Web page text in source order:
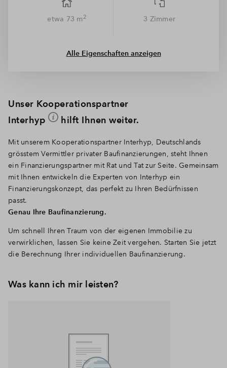
etwa 73 m2 3 Zimmer
Alle Eigenschaften anzeigen
Unser Kooperationspartner
Interhyp
hilft Ihnen weiter.
Mit unserem Kooperationspartner Interhyp, Deutschlands
grösstem Vermittler privater Baufinanzierungen, steht Ihnen
ein Finanzierungspartner mit Rat und Tat zur Seite. Gemeinsam
mit Ihnen entwickeln die Experten von Interhyp ein
Finanzierungskonzept, das perfekt zu Ihren Bedürfnissen
passt.
Genau Ihre Baufinanzierung.
Um schnell Ihren Traum von der eigenen Immobilie zu
verwirklichen, lassen Sie keine Zeit vergehen. Starten Sie jetzt
die Berechnung Ihrer individuellen Baufinanzierung.
Was kann ich mir leisten?